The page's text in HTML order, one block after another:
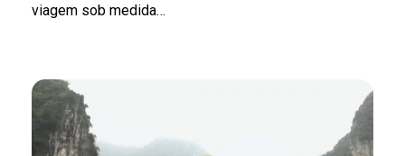
viagem sob medida…